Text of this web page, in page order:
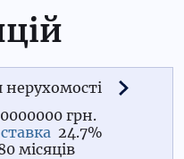
грн.
24.7%
місяців